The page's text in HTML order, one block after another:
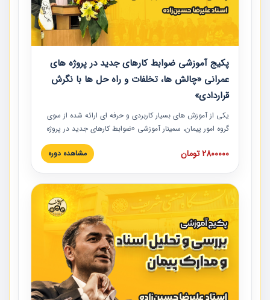
پکیج آموزشی ضوابط کارهای جدید در پروژه های
عمرانی «چالش ها، تخلفات و راه حل ها با نگرش
قراردادی»
یکی از آموزش‏‏‏‏‏‏ های بسیار کاربردی و حرفه‏ ای ارائه شده از سوی
گروه امور پیمان، سمینار آموزشی «ضوابط کارهای جدید در پروژه
های عمرانی» چالش ها، تخلفات و راه حل ها با نگرش قراردادی
است که در محل سندیکای شرکت های ساختمانی کشور ارائه شد.
مدارک پیمان به همراه تجربیات عملی ارائه شده است.
2800000 تومان مشاهده دوره